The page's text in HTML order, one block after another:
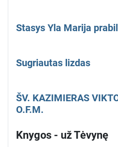
Stasys Yla Marija
Sugriautas lizdas
ŠV. KAZIMIERAS
O.F.M.
Knygos - už Tėvynę